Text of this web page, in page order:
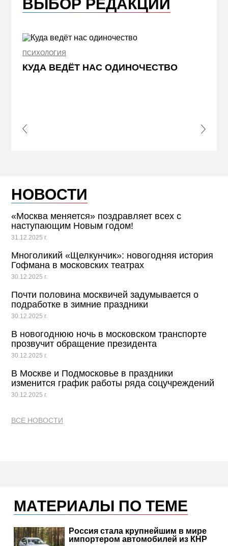
ВЫБОР РЕДАКЦИИ
ПСИХОЛОГИЯ
КУДА ВЕДЁТ НАС ОДИНОЧЕСТВО
Slide
Next
НОВОСТИ
«Москва меняется» поздравляет всех с
наступающим Новым годом!
31.12.2025 г.
Многоликий «Щелкунчик»: новогодняя история
Гофмана в московских театрах
30.12.2025 г.
Почти половина москвичей задумывается о
подработке в зимние праздники
30.12.2025 г.
В новогоднюю ночь в московском транспорте
прозвучит обращение президента
30.12.2025 г.
В Москве и Подмосковье в праздники
изменится график работы ряда соцучреждений
30.12.2025 г.
ВСЕ НОВОСТИ
МАТЕРИАЛЫ ПО ТЕМЕ
Россия стала крупнейшим в мире
импортером автомобилей из КНР